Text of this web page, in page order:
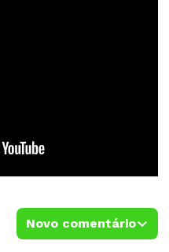
Novo comentário